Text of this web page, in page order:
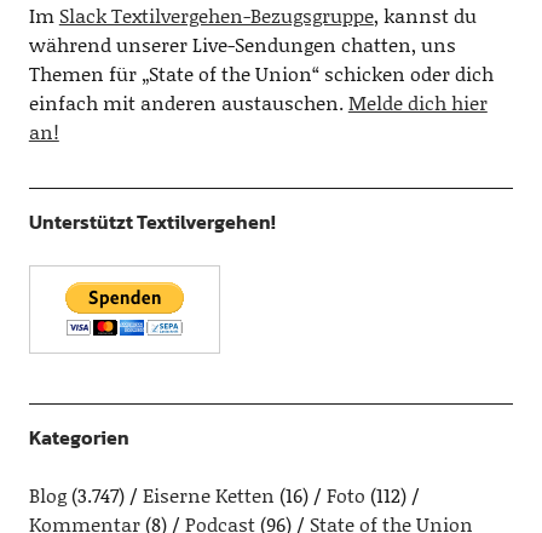
Im Slack Textilvergehen-Bezugsgruppe, kannst du
während unserer Live-Sendungen chatten, uns
Themen für „State of the Union“ schicken oder dich
einfach mit anderen austauschen.Melde dich hier
an!
Unterstützt Textilvergehen!
Kategorien
Blog(3.747) Eiserne Ketten (16) Foto (112)
Kommentar(8) Podcast(96) State of the Union